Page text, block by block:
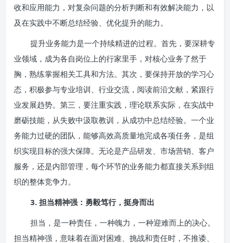
收和应用能力，对复杂问题的分析判断和有效解决能力，以
及在实践中不断总结经验、优化提升的能力。
提升业务能力是一个持续精进的过程。首先，要深耕专
业领域，成为各自岗位上的行家里手，对核心业务了然于
胸，熟练掌握相关工具和方法。其次，要保持开放的学习心
态，积极参与专业培训、行业交流，阅读前沿文献，紧跟行
业发展趋势。第三，要注重实践，理论联系实际，在实战中
磨砺技能，从失败中汲取教训，从成功中总结经验。一个业
务能力过硬的团队，能够高效高质量地完成各项任务，是组
织实现目标的强大保障。无论是产品研发、市场营销、客户
服务，还是内部管理，每个环节的业务能力都直接关系到组
织的整体竞争力。
3. 担当精神强：勇毅笃行，挺身而出
担当，是一种责任，一种魄力，一种迎难而上的决心。
担当精神强，意味着在面对困难、挑战和责任时，不推诿、